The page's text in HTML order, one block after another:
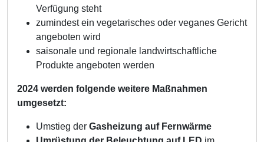
Verfügung steht
zumindest ein vegetarisches oder veganes Gericht
angeboten wird
saisonale und regionale landwirtschaftliche
Produkte angeboten werden
2024 werden folgende weitere Maßnahmen
umgesetzt:
Umstieg der Gasheizung auf Fernwärme